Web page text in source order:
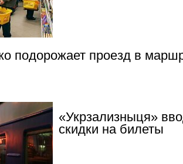
подорожает проезд в
«Укрзализныця»
скидки на билеты